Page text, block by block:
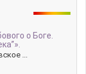
о Боге.
...